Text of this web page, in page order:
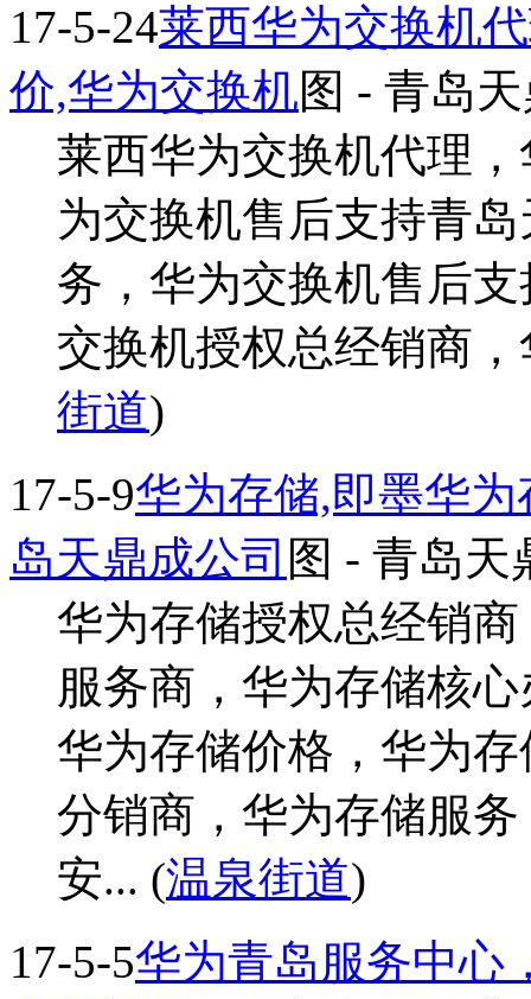
17-5-24莱西华为交换机
价,华为交换机图 - 青岛
莱西华为交换机代理
为交换机售后支持青
务，华为交换机售后
交换机授权总经销商
街道)
17-5-9华为存储,即墨华
岛天鼎成公司 图 - 青岛天
华为存储授权总经销
服务商，华为存储核
华为存储价格，华为
分销商，华为存储服
安... (温泉街道)
17-5-5华为青岛服务中心